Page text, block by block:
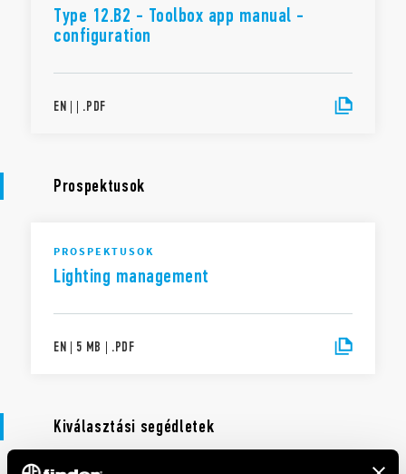
Type 12.B2 - Toolbox app manual -
configuration
EN | | .PDF
Prospektusok
PROSPEKTUSOK
Lighting management
EN | 5 MB | .PDF
Kiválasztási segédletek